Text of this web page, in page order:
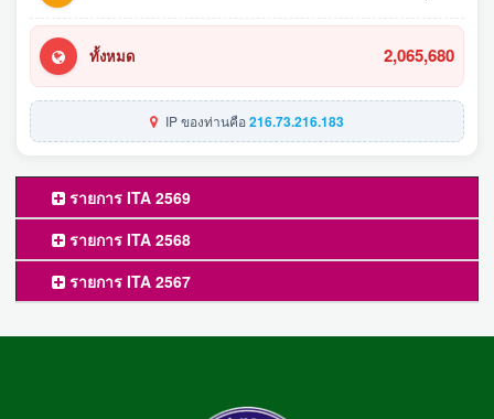
ทั้งหมด 2,065,680
IP ของท่านคือ216.73.216.183
รายการ ITA 2569
รายการ ITA 2568
รายการ ITA 2567